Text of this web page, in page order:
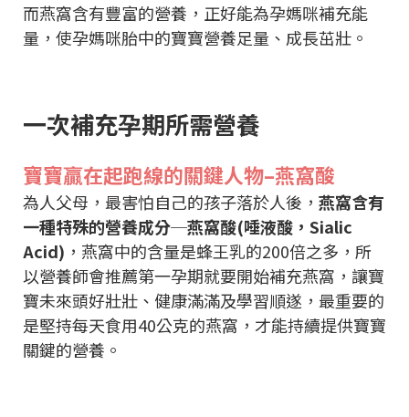
而燕窩含有豐富的營養，正好能為孕媽咪補充能
量，使孕媽咪胎中的寶寶營養足量、成長茁壯。
一次補充孕期所需營養
寶寶贏在起跑線的關鍵人物–燕窩酸
為人父母，最害怕自己的孩子落於人後， 燕窩含有
一種特殊的營養成分─燕窩酸(唾液酸，Sialic
Acid) ，燕窩中的含量是蜂王乳的200倍之多，所
以營養師會推薦第一孕期就要開始補充燕窩，讓寶
寶未來頭好壯壯、健康滿滿及學習順遂，最重要的
是堅持每天食用40公克的燕窩，才能持續提供寶寶
關鍵的營養。